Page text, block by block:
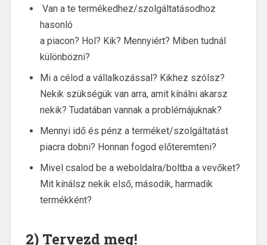
Van a te termékedhez/szolgáltatásodhoz
hasonló
a piacon? Hol? Kik? Mennyiért? Miben tudnál
különbözni?
Mi a célod a vállalkozással? Kikhez szólsz?
Nekik szükségük van arra, amit kínálni akarsz
nekik? Tudatában vannak a problémájuknak?
Mennyi idő és pénz a terméket/szolgáltatást
piacra dobni? Honnan fogod előteremteni?
Mivel csalod be a weboldalra/boltba a vevőket?
Mit kínálsz nekik első, második, harmadik
termékként?
2) Tervezd meg!